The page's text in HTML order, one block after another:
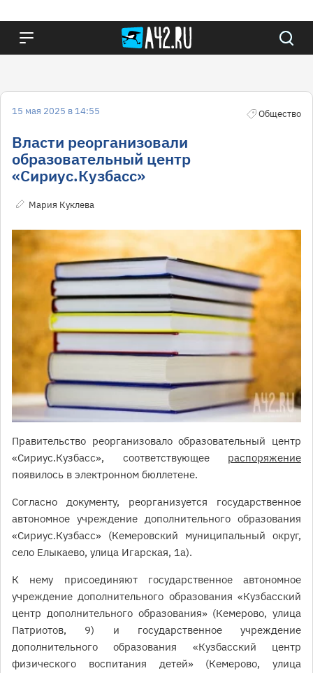
15 мая 2025 в 14:55 Общество
Власти реорганизовали
образовательный центр
«Сириус.Кузбасс»
Мария Куклева
Правительство реорганизовало образовательный центр
«Сириус.Кузбасс», соответствующее распоряжение
появилось в электронном бюллетене.
Согласно документу, реорганизуется государственное
автономное учреждение дополнительного образования
«Сириус.Кузбасс» (Кемеровский муниципальный округ,
село Елыкаево, улица Игарская, 1а).
К нему присоединяют государственное автономное
учреждение дополнительного образования «Кузбасский
центр дополнительного образования» (Кемерово, улица
Патриотов, 9) и государственное учреждение
дополнительного образования «Кузбасский центр
физического воспитания детей» (Кемерово, улица